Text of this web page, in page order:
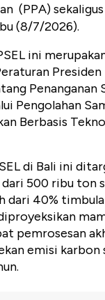
(PPA)
(8/7/2026).
ini
Presiden
Penanganan
Pengolahan
Berbasis
di Bali ini
500 ribu ton
dari 40%
pemrosesan
emisi